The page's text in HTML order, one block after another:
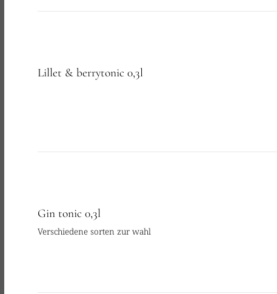
Lillet & berrytonic 0,3l
Gin tonic 0,3l
Verschiedene sorten zur wahl